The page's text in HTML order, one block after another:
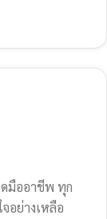
มืออาชีพ ทุก
อย่างเหลือ